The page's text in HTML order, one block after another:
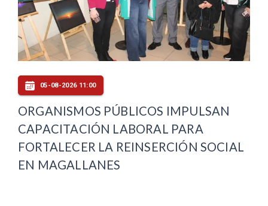
05-08-2026 11:00
ORGANISMOS PÚBLICOS IMPULSAN
CAPACITACIÓN LABORAL PARA
FORTALECER LA REINSERCIÓN SOCIAL
EN MAGALLANES